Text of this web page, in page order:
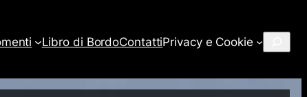
Libro di BordoContattiPrivacy e Cookie